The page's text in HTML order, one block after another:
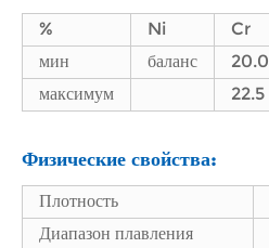
% Ni Cr
мин
баланс 20.0
максимум
22.5
Физические свойства:
Плотность
Диапазон плавления